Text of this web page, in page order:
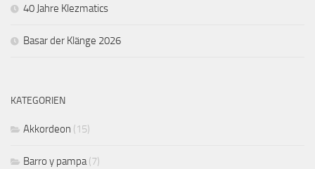
40 Jahre Klezmatics
Basar der Klänge 2026
KATEGORIEN
Akkordeon (15)
Barro y pampa(7)